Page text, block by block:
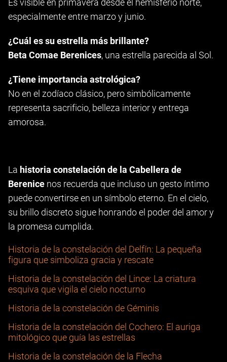
Es visible en primavera desde el hemisferio norte,
especialmente entre marzo y junio.
¿Cuál es su estrella más brillante?
Beta Comae Berenices, una estrella parecida al Sol.
¿Tiene importancia astrológica?
No en el zodíaco clásico, pero simbólicamente
representa sacrificio, belleza interior y entrega
amorosa.
La historia constelación de la Cabellera de
Berenice nos recuerda que incluso un gesto íntimo
puede convertirse en un símbolo eterno. En el cielo,
su brillo discreto sigue honrando el poder del amor y
la promesa cumplida.
Historia de la constelación del Delfín: La pequeña
figura que simboliza gracia y rescate
Historia de la constelación del Lince: La criatura
esquiva que vigila el cielo nocturno
Historia de la constelación de Géminis
Historia de la constelación del Cochero: El auriga
mitológico que guía las estrellas
Historia de la constelación de la Flecha